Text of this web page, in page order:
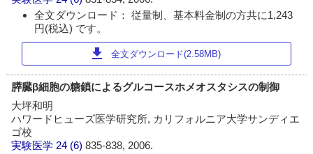
全文ダウンロード： 従量制、基本料金制の方共に1,243
円(税込) です。
download 全文ダウンロード(2.58MB)
膵臓β細胞の糖鎖によるグルコースホメオスタシスの制御
大坪和明
ハワードヒューズ医学研究所, カリフォルニア大学サンディエ
ゴ校
実験医学 24 (6)835-838, 2006.